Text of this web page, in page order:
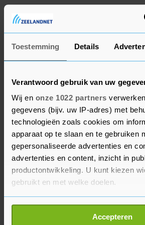
Toestemming Details
Verantwoord gebruik van uw
Wij en onze 1022 partners
gegevens (bijv. uw IP-adres) met
technologieën zoals cookies om
apparaat op te slaan en te gebruiken
gepersonaliseerde advertenties en
advertenties en content, inzicht in
productontwikkeling. U kunt kiezen
gebruikt en met welke doelen.
Als u het toestaat, willen we ook
Informatie verzamelen over
Accepteren
Joyce Sylvester, voorzitter van
Staatscommissie tegen
zei dat de aanloop lang was
eenmaal om vergiffenis vroeg,
zich boos voelen kunnen nu ook
in gesprek treden."
Sylvester miste wel aandacht
erfgoed, omdat de koning in zijn
verwees naar het recente
koninklijke familie aan het
Nederland en de slavenhut die
"Ik had gehoopt dat hij ook zou
belangrijk het is om dat in
maak me zorgen over het